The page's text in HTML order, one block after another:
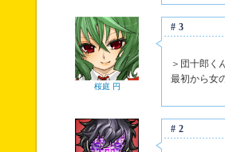
桜庭 円
#3
＞団十郎く
最初から女
#2